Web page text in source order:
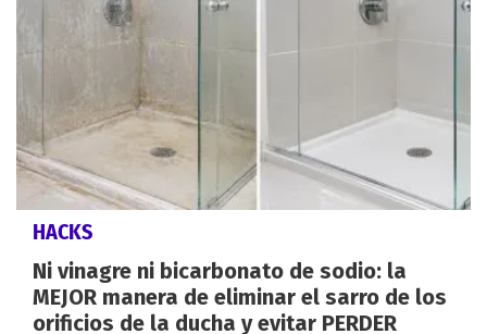
HACKS
Ni vinagre ni bicarbonato de sodio: la
MEJOR manera de eliminar el sarro de los
orificios de la ducha y evitar PERDER